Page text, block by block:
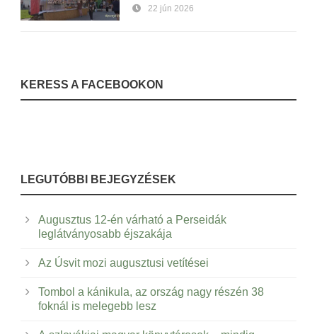
22 jún 2026
KERESS A FACEBOOKON
LEGUTÓBBI BEJEGYZÉSEK
Augusztus 12-én várható a Perseidák
leglátványosabb éjszakája
Az Úsvit mozi augusztusi vetítései
Tombol a kánikula, az ország nagy részén 38
foknál is melegebb lesz